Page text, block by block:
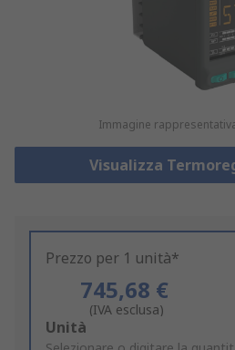
Immagine
Visualizza
Prezzo per 1 unità*
745,68 €
(IVA esclusa)
Add
Unità